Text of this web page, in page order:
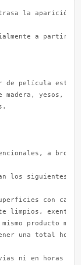
la aparición de
a partir
de
yesos,
a
los siguientes
con
limpios, exentos
producto
una total
ni en horas de